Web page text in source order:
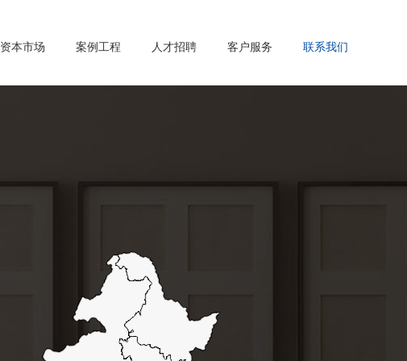
资本市场 案例工程 人才招聘 客户服务 联系我们